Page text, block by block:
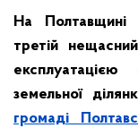
На Полтавщині
третій
земельної
громаді